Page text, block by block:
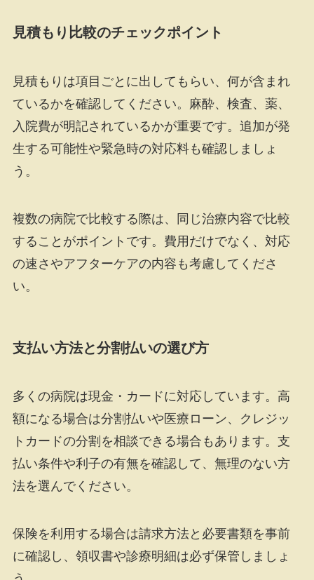
見積もり比較のチェックポイント
見積もりは項目ごとに出してもらい、何が含まれ
ているかを確認してください。麻酔、検査、薬、
入院費が明記されているかが重要です。追加が発
生する可能性や緊急時の対応料も確認しましょ
う。
複数の病院で比較する際は、同じ治療内容で比較
することがポイントです。費用だけでなく、対応
の速さやアフターケアの内容も考慮してくださ
い。
支払い方法と分割払いの選び方
多くの病院は現金・カードに対応しています。高
額になる場合は分割払いや医療ローン、クレジッ
トカードの分割を相談できる場合もあります。支
払い条件や利子の有無を確認して、無理のない方
法を選んでください。
保険を利用する場合は請求方法と必要書類を事前
に確認し、領収書や診療明細は必ず保管しましょ